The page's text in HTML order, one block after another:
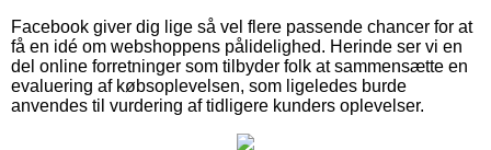
Facebook giver dig lige så vel flere passende chancer for at
få en idé om webshoppens pålidelighed. Herinde ser vi en
del online forretninger som tilbyder folk at sammensætte en
evaluering af købsoplevelsen, som ligeledes burde
anvendes til vurdering af tidligere kunders oplevelser.